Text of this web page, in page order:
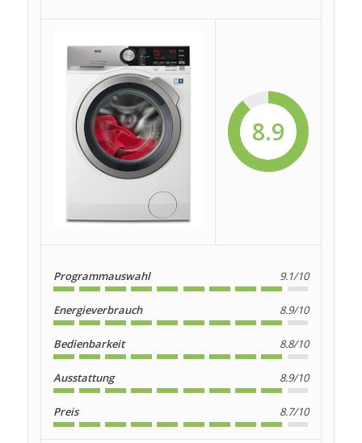
8.9
Programmauswahl 9.1/10
Energieverbrauch 8.9/10
Bedienbarkeit 8.8/10
Ausstattung 8.9/10
Preis 8.7/10